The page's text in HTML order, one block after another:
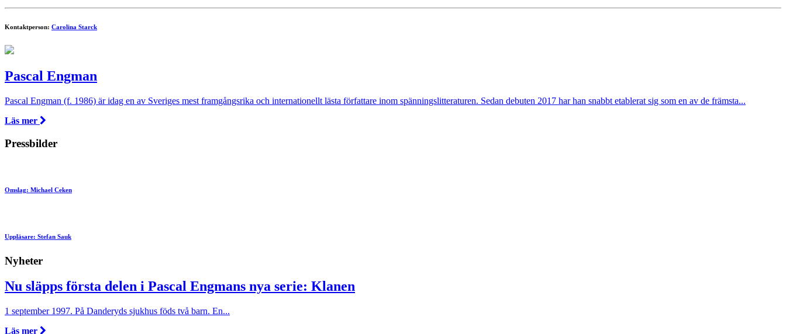
Kontaktperson: Carolina Starck
Pascal Engman
Pascal Engman (f. 1986) är idag en av Sveriges mest framgångsrika och internationellt lästa författare inom spänningslitteraturen. Sedan debuten 2017 har han snabbt etablerat sig som en av de främsta...
Läs mer
Pressbilder
Omslag: Michael Ceken
Uppläsare: Stefan Sauk
Nyheter
Nu släpps första delen i Pascal Engmans nya serie: Klanen
1 september 1997. På Danderyds sjukhus föds två barn. En...
Läs mer